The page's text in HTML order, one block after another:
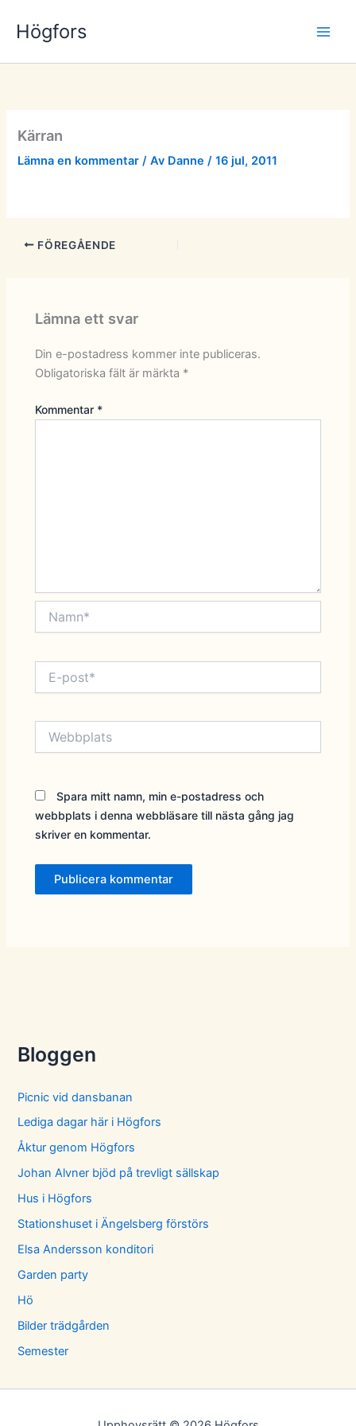
Högfors
Kärran
Lämna en kommentar / Av Danne/16 jul, 2011
FÖREGÅENDE
Lämna ett svar
Din e-postadress kommer inte publiceras.
Obligatoriska fält är märkta *
Kommentar *
post*
Spara mitt namn, min e-postadress och
webbplats i denna webbläsare till nästa gång jag
skriver en kommentar.
Bloggen
Picnic vid dansbanan
Lediga dagar här i Högfors
Åktur genom Högfors
Johan Alvner bjöd på trevligt sällskap
Hus i Högfors
Stationshuset i Ängelsberg förstörs
Elsa Andersson konditori
Garden party
Hö
Bilder trädgården
Semester